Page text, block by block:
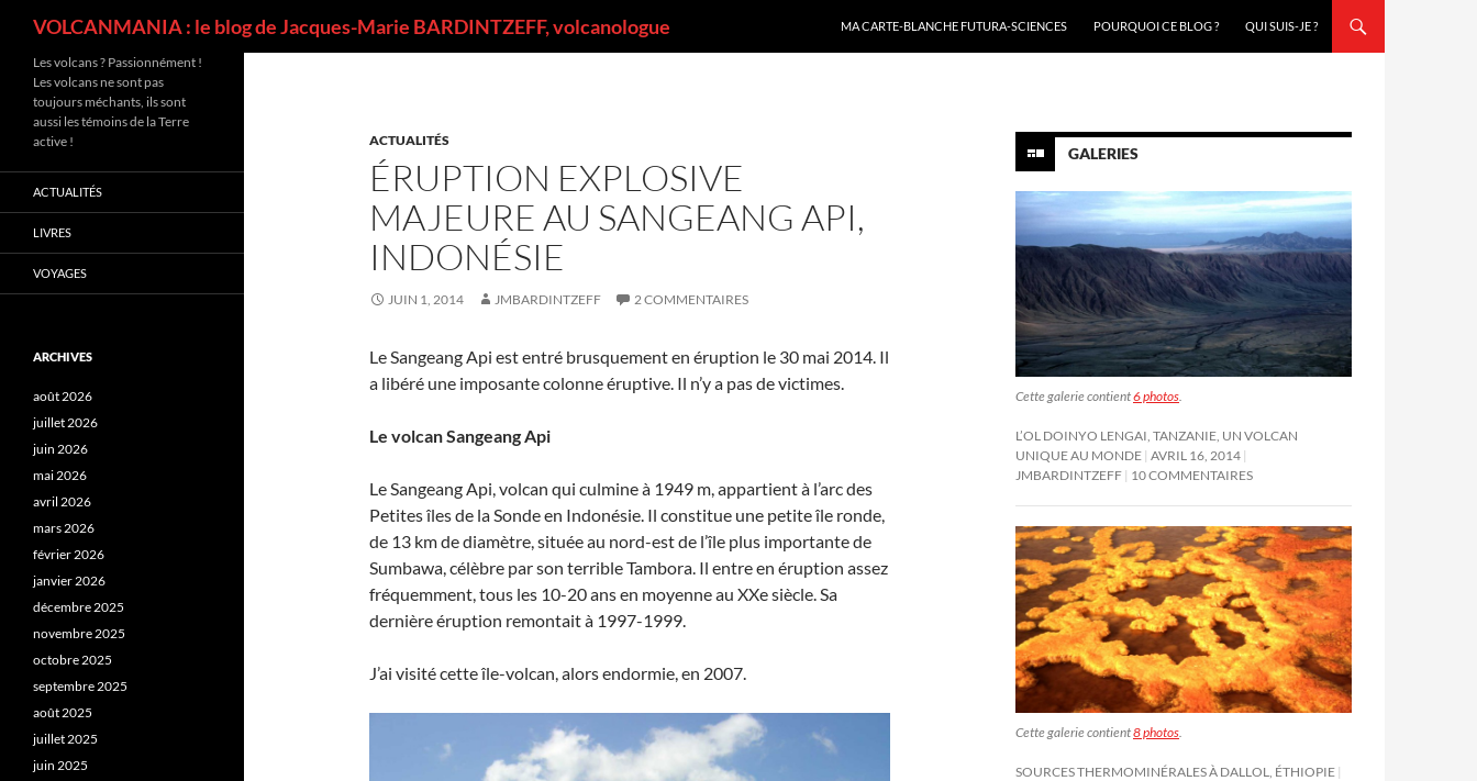
VOLCANMANIA : le blog de Jacques-Marie BARDINTZEFF, volcanologue
MA CARTE-BLANCHE FUTURA-SCIENCES
POURQUOI CE BLOG ? QUI SUIS-JE ?
ACTUALITÉS
ÉRUPTION EXPLOSIVE
MAJEURE AU SANGEANG API,
INDONÉSIE
JUIN 1, 2014 JMBARDINTZEFF 2 COMMENTAIRES
Le Sangeang Api est entré brusquement en éruption le 30 mai 2014. Il
a libéré une imposante colonne éruptive. Il n’y a pas de victimes.
Le volcan Sangeang Api
Le Sangeang Api, volcan qui culmine à 1949 m, appartient à l’arc des
Petites îles de la Sonde en Indonésie. Il constitue une petite île ronde,
de 13 km de diamètre, située au nord-est de l’île plus importante de
Sumbawa, célèbre par son terrible Tambora. Il entre en éruption assez
fréquemment, tous les 10-20 ans en moyenne au XXe siècle. Sa
dernière éruption remontait à 1997-1999.
J’ai visité cette île-volcan, alors endormie, en 2007.
GALERIES
Cette galerie contient6 photos.
L’OL DOINYO LENGAI, TANZANIE, UN VOLCAN
UNIQUE AU MONDE AVRIL 16, 2014
JMBARDINTZEFF 10 COMMENTAIRES
Cette galerie contient8 photos
SOURCES THERMOMINÉRALES À DALLOL, ÉTHIOPIE
Les volcans ? Passionnément !
Les volcans ne sont pas
toujours méchants, ils sont
aussi les témoins de la Terre
active !
ACTUALITÉS
LIVRES
VOYAGES
ARCHIVES
août 2026
juillet 2026
juin 2026
mai 2026
avril 2026
mars 2026
février 2026
janvier 2026
décembre 2025
novembre 2025
octobre 2025
septembre 2025
août 2025
juillet 2025
juin 2025